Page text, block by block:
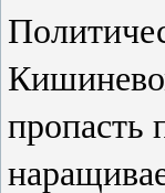
пропасть